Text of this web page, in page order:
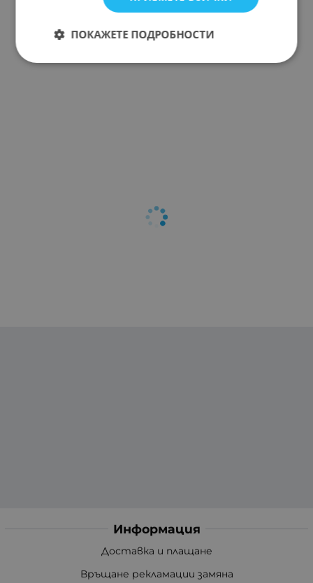
Информация
Доставка и плащане
Връщане рекламации замяна
ПОКАЖЕТЕ ПОДРОБНОСТИ